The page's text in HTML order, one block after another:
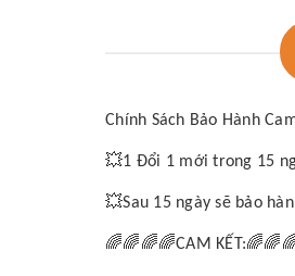
Chính Sách Bảo Hành
💥1 Đổi 1 mới trong 15
💥Sau 15 ngày sẽ bảo
🌈🌈🌈🌈CAM KẾT: